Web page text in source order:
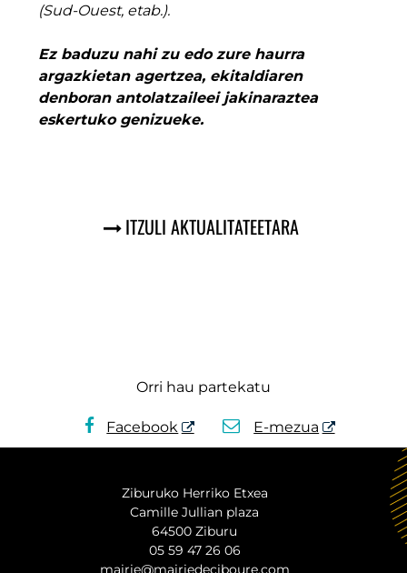
(Sud-Ouest, etab.).
Ez baduzu nahi zu edo zure haurra
argazkietan agertzea, ekitaldiaren
denboran antolatzaileei jakinaraztea
eskertuko genizueke.
ITZULI AKTUALITATEETARA
Orri hau partekatu
Facebook E-mezua
Ziburuko Herriko Etxea
Camille Jullian plaza
64500 Ziburu
05 59 47 26 06
mairie@mairiedeciboure.com